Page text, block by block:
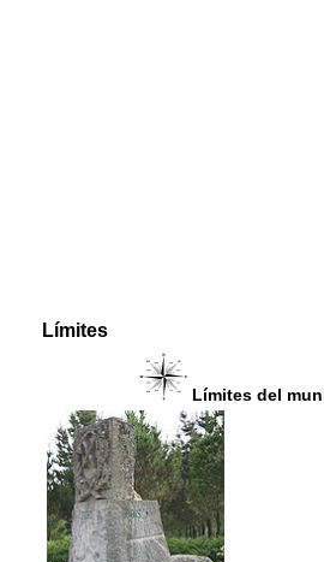
Límites
Límites del